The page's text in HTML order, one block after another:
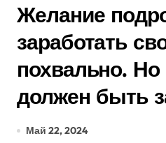
Желание
заработать
похвально.
должен быть
Май 22, 2024